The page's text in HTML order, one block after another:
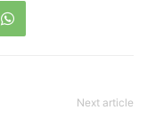
Next article